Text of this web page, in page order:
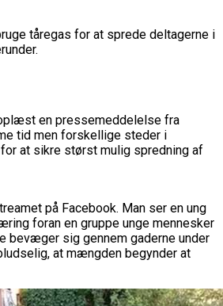
tåregas for at sprede deltagerne i
en pressemeddelelse fra
tid men forskellige steder i
at sikre størst mulig spredning af
på Facebook. Man ser en ung
foran en gruppe unge mennesker
bevæger sig gennem gaderne under
at mængden begynder at